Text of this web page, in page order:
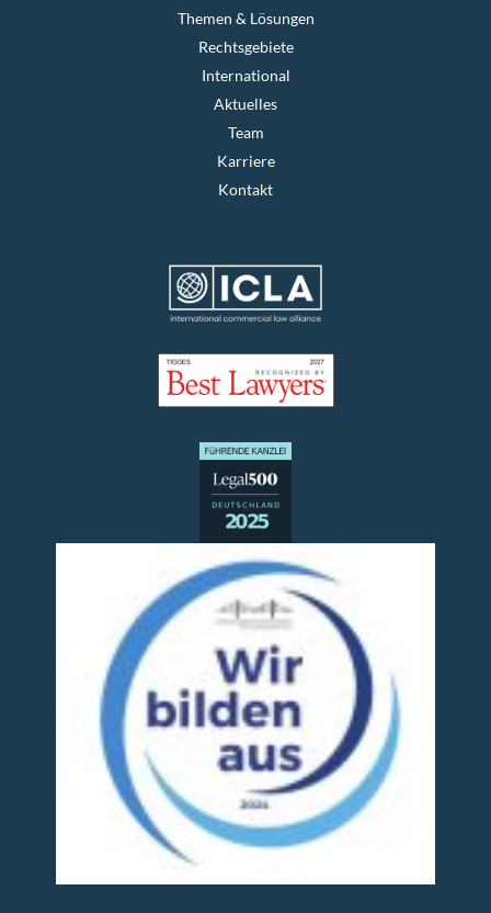
Themen & Lösungen
Rechtsgebiete
International
Aktuelles
Team
Karriere
Kontakt